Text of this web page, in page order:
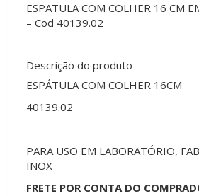
ESPATULA COM COLHER 16 CM
– Cod 40139.02
Descrição do produto
ESPÁTULA COM COLHER 16CM
40139.02
PARA USO EM LABORATÓRIO,
INOX
FRETE POR CONTA DO